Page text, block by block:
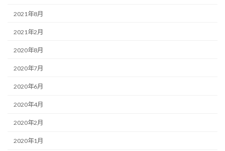
2021年8月
2021年2月
2020年8月
2020年7月
2020年6月
2020年4月
2020年2月
2020年1月